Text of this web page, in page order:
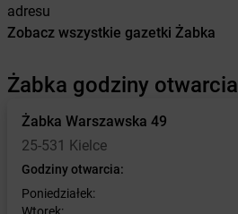
adresu
Zobacz wszystkie gazetki Żabka
Żabka godziny otwarcia
Żabka Warszawska 49
25-531 Kielce
Godziny otwarcia:
Poniedziałek: